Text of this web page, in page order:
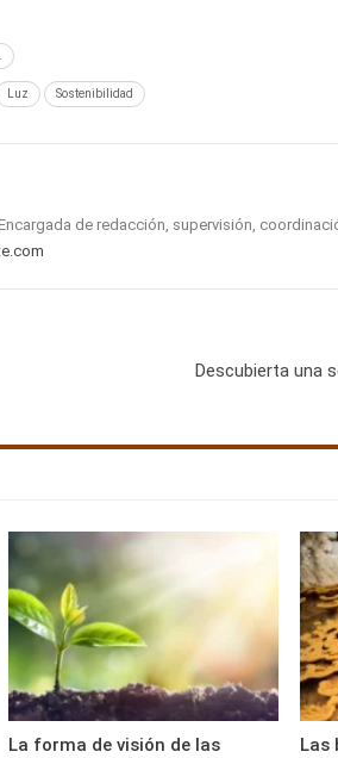
Luz Sostenibilidad
de redacción, supervisión,
Descubierta una
La forma de visión de las
Las